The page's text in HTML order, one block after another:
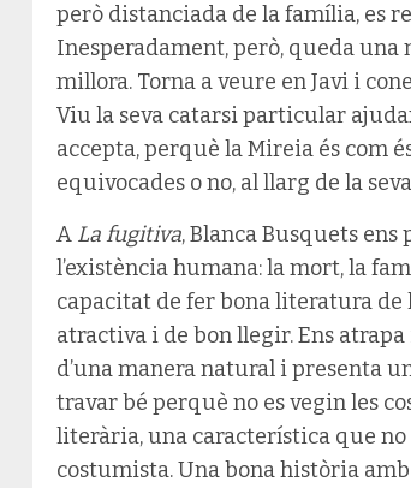
però distanciada de la família, es
Inesperadament, però, queda una
millora. Torna a veure en Javi i
Viu la seva catarsi particular
accepta, perquè la Mireia és com
equivocades o no, al llarg de la
A La fugitiva, Blanca Busquets
l’existència humana: la mort, la
capacitat de fer bona literatura de
atractiva i de bon llegir. Ens
d’una manera natural i presenta
travar bé perquè no es vegin les
literària, una característica que
costumista. Una bona història